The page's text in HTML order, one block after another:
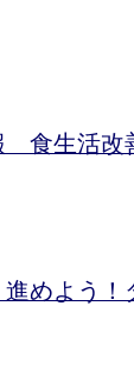
食生活改
めよう！